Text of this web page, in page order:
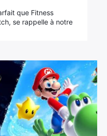
que Fitness
se rappelle à notre